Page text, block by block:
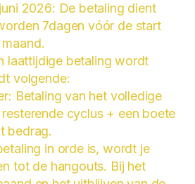
2026: De betaling dient
7dagen vóór de start
laattijdige betaling wordt
volgende:
Betaling van het volledige
cyclus + een boete
bedrag.
in orde is, wordt je
tot de hangouts. Bij het